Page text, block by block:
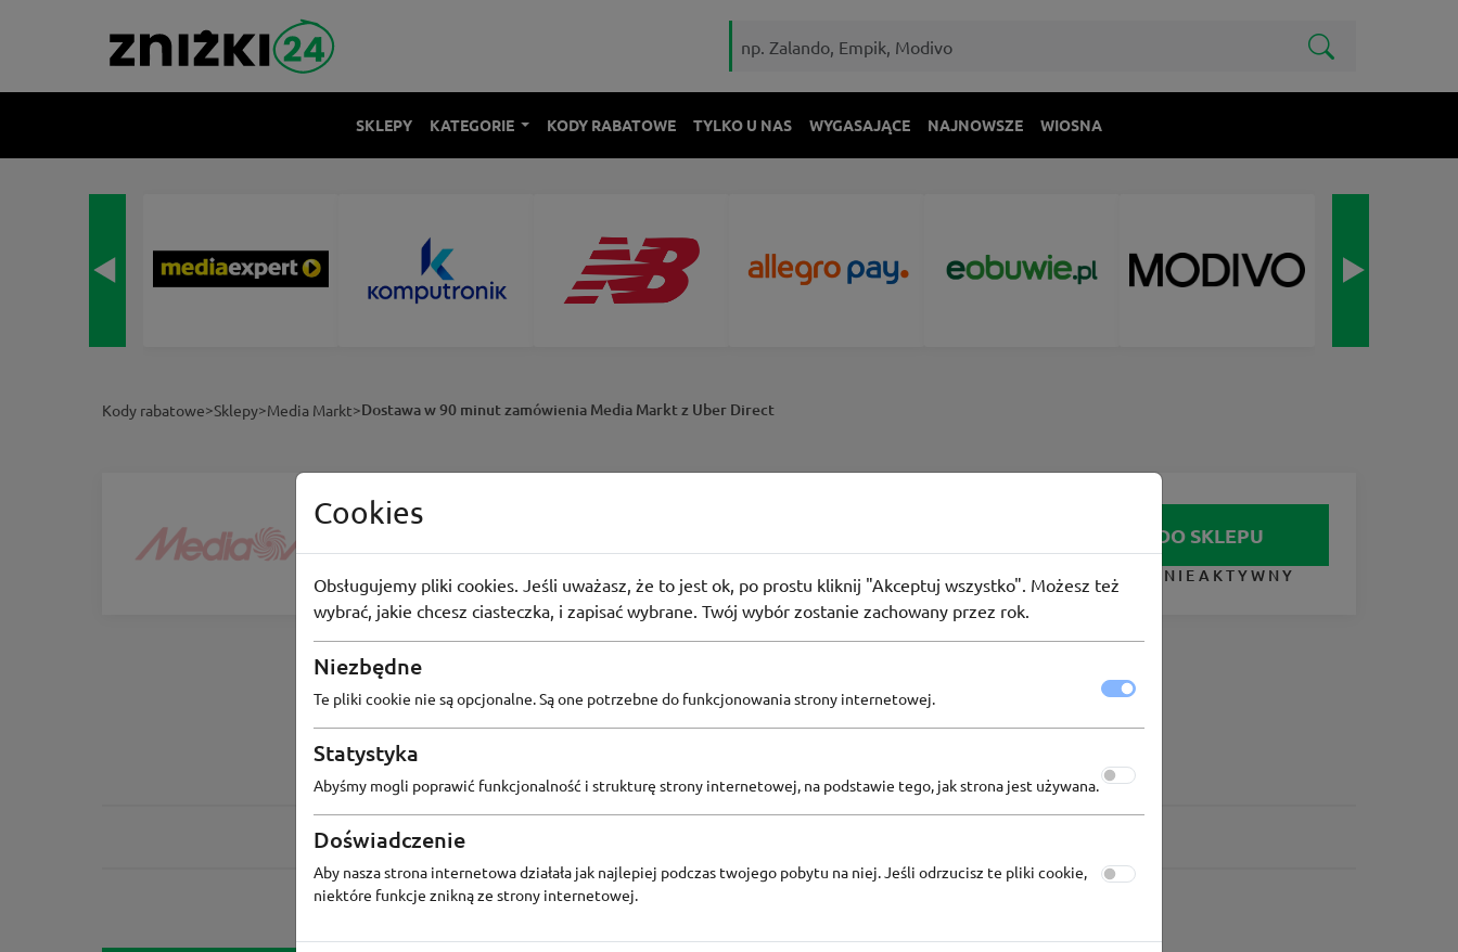
SKLEPY KATEGORIE KODY RABATOWE TYLKO U NAS WYGASAJĄCE NAJNOWSZE WIOSNA
Kody rabatowe>Sklepy>Media Markt>Dostawa w 90 minut zamówienia Media Markt z Uber Direct
Media Markt
IDŹ DO SKLEPU
KUPON NIEAKTYWNY
Cookies
Obsługujemy pliki cookies. Jeśli uważasz, że to jest ok, po prostu kliknij "Akceptuj wszystko". Możesz też
wybrać, jakie chcesz ciasteczka, i zapisać wybrane. Twój wybór zostanie zachowany przez rok.
Niezbędne
Te pliki cookie nie są opcjonalne. Są one potrzebne do funkcjonowania strony internetowej.
Statystyka
Abyśmy mogli poprawić funkcjonalność i strukturę strony internetowej, na podstawie tego, jak strona jest używana.
Doświadczenie
Aby nasza strona internetowa działała jak najlepiej podczas twojego pobytu na niej. Jeśli odrzucisz te pliki cookie,
niektóre funkcje znikną ze strony internetowej.